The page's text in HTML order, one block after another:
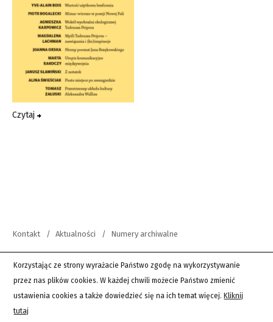
Czytaj
Kontakt Aktualności Numery archiwalne
copyright 2012-2026 Wszystkie prawa zastrzeżone | Teksty Drugie
PingSoft
Wordpress Twenty Sixteen
Korzystając ze strony wyrażacie Państwo zgodę na wykorzystywanie
przez nas plików cookies. W każdej chwili możecie Państwo zmienić
ustawienia cookies a także dowiedzieć się na ich temat więcej. Kliknij
tutaj